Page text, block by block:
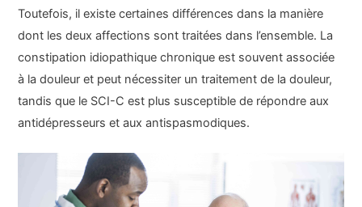
Toutefois, il existe certaines différences dans la manière
dont les deux affections sont traitées dans l’ensemble. La
constipation idiopathique chronique est souvent associée
à la douleur et peut nécessiter un traitement de la douleur,
tandis que le SCI-C est plus susceptible de répondre aux
antidépresseurs et aux antispasmodiques.